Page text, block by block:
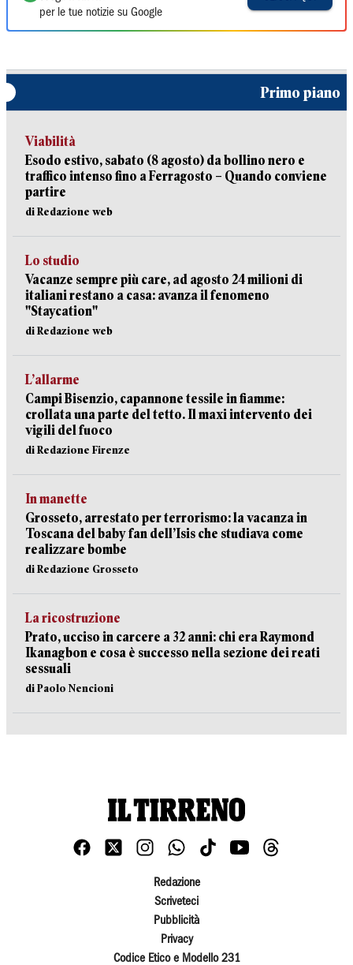
per le tue notizie su Google
Primo piano
Viabilità
Esodo estivo, sabato (8 agosto) da bollino nero e
traffico intenso fino a Ferragosto – Quando conviene
partire
di Redazione web
Lo studio
Vacanze sempre più care, ad agosto 24 milioni di
italiani restano a casa: avanza il fenomeno
"Staycation"
di Redazione web
L’allarme
Campi Bisenzio, capannone tessile in fiamme:
crollata una parte del tetto. Il maxi intervento dei
vigili del fuoco
di Redazione Firenze
In manette
Grosseto, arrestato per terrorismo: la vacanza in
Toscana del baby fan dell’Isis che studiava come
realizzare bombe
di Redazione Grosseto
La ricostruzione
Prato, ucciso in carcere a 32 anni: chi era Raymond
Ikanagbon e cosa è successo nella sezione dei reati
sessuali
di Paolo Nencioni
Redazione
Scriveteci
Pubblicità
Privacy
Codice Etico e Modello 231